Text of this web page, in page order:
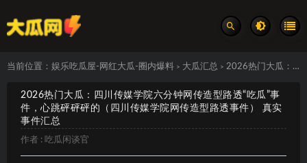
当前位置： 娱乐吃瓜屋-网红大瓜-圈内爆料 > 大瓜汇总 > 2026热门大瓜：四川传媒学院六分钟网传造型路透“吃瓜”事件，心跳砰砰砰的（四川传媒学院网传造型路透事件） 真实事件汇总
2026热门大瓜：四川传媒学院六分钟网传造型路透“吃瓜”事
件，心跳砰砰砰的（四川传媒学院网传造型路透事件） 真实
事件汇总
作者 : 吃瓜闲谈官